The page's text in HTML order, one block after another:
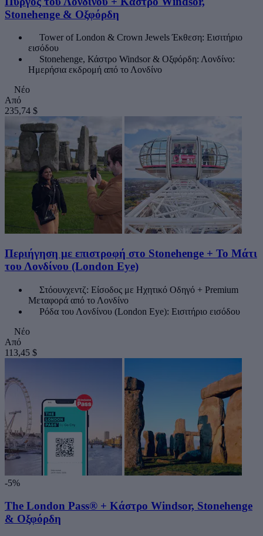
Stonehenge & Οξφόρδη
Tower of London & Crown Jewels Έκθεση: Εισιτήριο
εισόδου
Stonehenge, Κάστρο Windsor & Οξφόρδη: Λονδίνο:
Ημερήσια εκδρομή από το Λονδίνο
Νέο
Από
235,74 $
Περιήγηση με επιστροφή στο Stonehenge + Το Μάτι
του Λονδίνου (London Eye)
Στόουνχεντζ: Είσοδος με Ηχητικό Οδηγό + Premium
Μεταφορά από το Λονδίνο
Ρόδα του Λονδίνου (London Eye): Εισιτήριο εισόδου
Νέο
Από
113,45 $
-5%
The London Pass® + Κάστρο Windsor, Stonehenge
& Οξφόρδη